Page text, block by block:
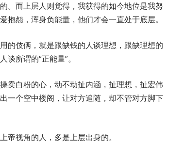
。而上层人则觉得，我获得的如今地位是我努
怨，浑身负能量，他们才会一直处于底层。
的伎俩，就是跟缺钱的人谈理想，跟缺理想的
所谓的“正能量”。
卖白粉的心，动不动扯内涵，扯理想，扯宏伟
一个空中楼阁，让对方追随，却不管对方脚下
帝视角的人，多是上层出身的。